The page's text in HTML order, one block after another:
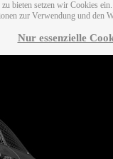
bieten setzen wir Cookies
zur Verwendung und den
Nur essenzielle